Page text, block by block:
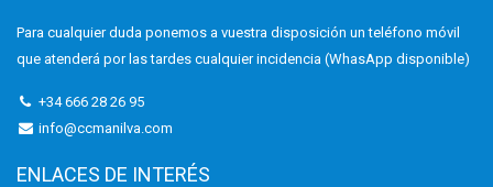
Para cualquier duda ponemos a vuestra disposición un teléfono móvil
que atenderá por las tardes cualquier incidencia (WhasApp disponible)
+34 666 28 26 95
info@ccmanilva.com
ENLACES DE INTERÉS